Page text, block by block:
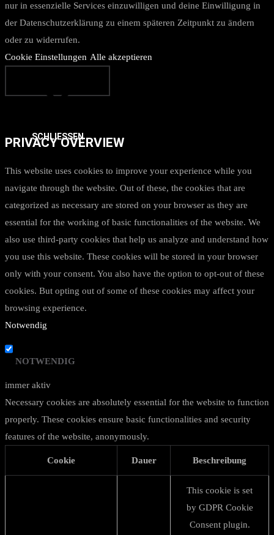
nur in essenzielle Services einzuwilligen und deine Einwilligung in
der Datenschutzerklärung zu einem späteren Zeitpunkt zu ändern
oder zu widerrufen.
Cookie Einstellungen Alle akzeptieren
SCHLIESSEN
PRIVACY OVERVIEW
This website uses cookies to improve your experience while you
navigate through the website. Out of these, the cookies that are
categorized as necessary are stored on your browser as they are
essential for the working of basic functionalities of the website. We
also use third-party cookies that help us analyze and understand how
you use this website. These cookies will be stored in your browser
only with your consent. You also have the option to opt-out of these
cookies. But opting out of some of these cookies may affect your
browsing experience.
Notwendig
NOTWENDIG
immer aktiv
Necessary cookies are absolutely essential for the website to function
properly. These cookies ensure basic functionalities and security
features of the website, anonymously.
Cookie Dauer Beschreibung
This cookie is set
by GDPR Cookie
Consent plugin.